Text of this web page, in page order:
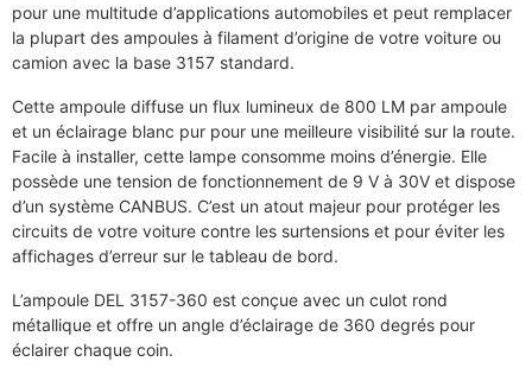
pour une multitude d’applications automobiles et peut remplacer
la plupart des ampoules à filament d’origine de votre voiture ou
camion avec la base 3157 standard.
Cette ampoule diffuse un flux lumineux de 800 LM par ampoule
et un éclairage blanc pur pour une meilleure visibilité sur la route.
Facile à installer, cette lampe consomme moins d’énergie. Elle
possède une tension de fonctionnement de 9 V à 30V et dispose
d’un système CANBUS. C’est un atout majeur pour protéger les
circuits de votre voiture contre les surtensions et pour éviter les
affichages d’erreur sur le tableau de bord.
L’ampoule DEL 3157-360 est conçue avec un culot rond
métallique et offre un angle d’éclairage de 360 degrés pour
éclairer chaque coin.